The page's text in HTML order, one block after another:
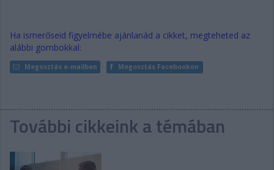
Ha ismerőseid figyelmébe ajánlanád a cikket, megteheted az
alábbi gombokkal:
Megosztás e-mailben Megosztás Facebookon
További cikkeink a témában